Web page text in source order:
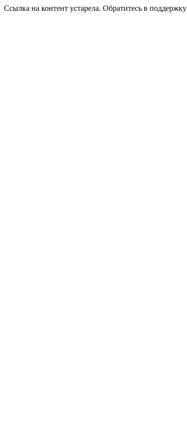
Ссылка на контент устарела. Обратитесь в поддержку